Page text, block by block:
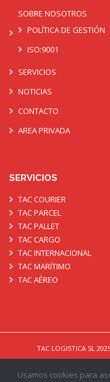
SOBRE NOSOTROS
POLÍTICA DE GESTIÓN
ISO:9001
SERVICIOS
NOTICIAS
CONTACTO
AREA PRIVADA
SERVICIOS
TAC COURIER
TAC PARCEL
TAC PALLET
TAC CARGO
TAC INTERNACIONAL
TAC MARÍTIMO
TAC AÉREO
TAC LOGISTICA SL
Usamos cookies para